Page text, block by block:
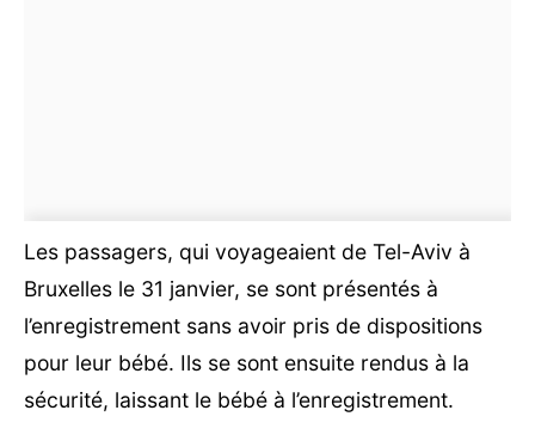
Les passagers, qui voyageaient de Tel-Aviv à
Bruxelles le 31 janvier, se sont présentés à
l’enregistrement sans avoir pris de dispositions
pour leur bébé. Ils se sont ensuite rendus à la
sécurité, laissant le bébé à l’enregistrement.